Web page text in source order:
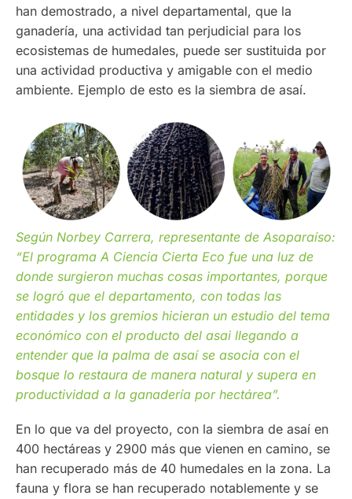
han demostrado, a nivel departamental, que la
ganadería, una actividad tan perjudicial para los
ecosistemas de humedales, puede ser sustituida por
una actividad productiva y amigable con el medio
ambiente. Ejemplo de esto es la siembra de asaí.
Según Norbey Carrera, representante de Asoparaíso:
“El programa A Ciencia Cierta Eco fue una luz de
donde surgieron muchas cosas importantes, porque
se logró que el departamento, con todas las
entidades y los gremios hicieran un estudio del tema
económico con el producto del asai llegando a
entender que la palma de asaí se asocia con el
bosque lo restaura de manera natural y supera en
productividad a la ganadería por hectárea”.
En lo que va del proyecto, con la siembra de asaí en
400 hectáreas y 2900 más que vienen en camino, se
han recuperado más de 40 humedales en la zona. La
fauna y flora se han recuperado notablemente y se